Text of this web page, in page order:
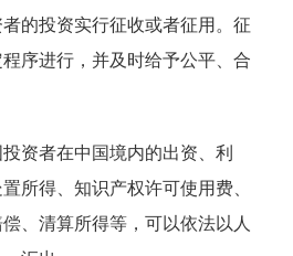
的投资实行征收或者征用。征
序进行，并及时给予公平、合
资者在中国境内的出资、利
所得、知识产权许可使用费、
、清算所得等，可以依法以人